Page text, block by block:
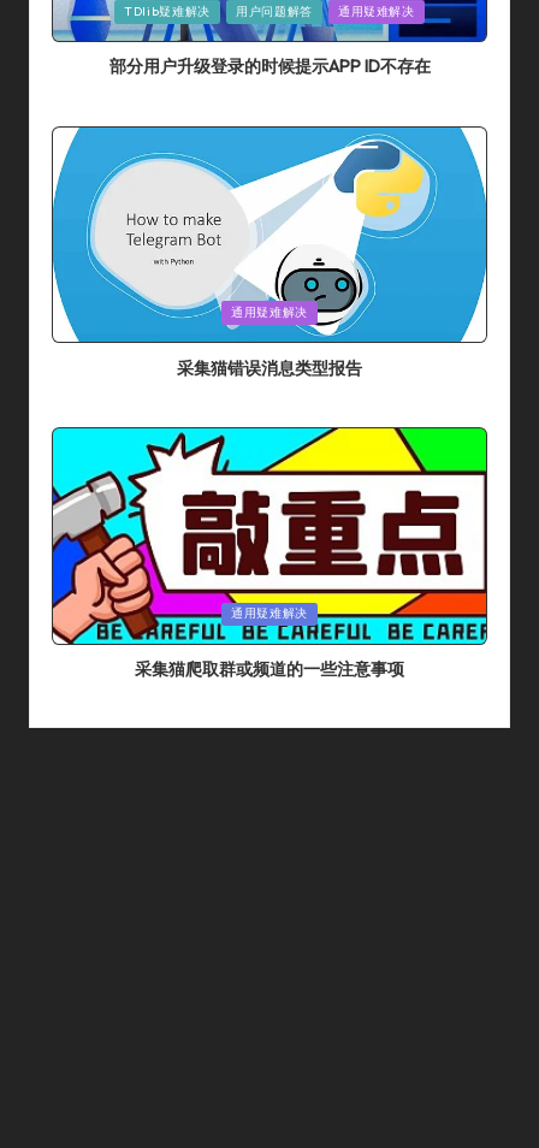
Posted
In
TDlib疑难解决 用户问题解答 通用疑难解决
部分用户升级登录的时候提示APP ID不存在
In
通用疑难解决
采集猫错误消息类型报告
By
Posted
In
通用疑难解决
采集猫爬取群或频道的一些注意事项
By